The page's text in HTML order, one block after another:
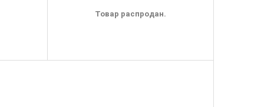
Товар распродан.